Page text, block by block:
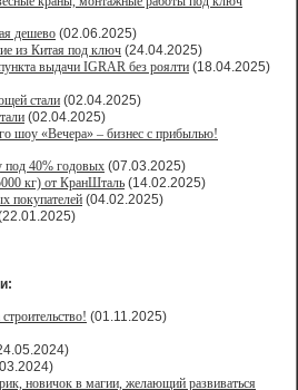
дешево (02.06.2025)
из Китая под ключ (24.04.2025)
выдачи IGRAR без роялти (18.04.2025)
стали (02.04.2025)
(02.04.2025)
шоу «Вечера» – бизнес с прибылью!
под 40% годовых (07.03.2025)
кг) от КранШталь (14.02.2025)
покупателей (04.02.2025)
(01.11.2025)
новичок в магии, желающий развиваться